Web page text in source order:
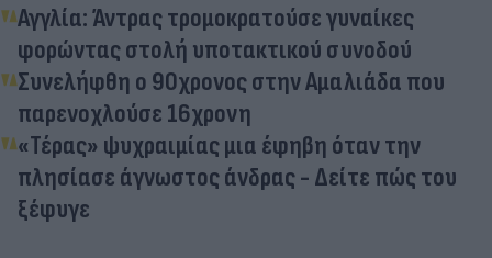
Αγγλία: Άντρας τρομοκρατούσε γυναίκες
φορώντας στολή υποτακτικού συνοδού
Συνελήφθη ο 90χρονος στην Αμαλιάδα που
παρενοχλούσε 16χρονη
«Τέρας» ψυχραιμίας μια έφηβη όταν την
πλησίασε άγνωστος άνδρας - Δείτε πώς του
ξέφυγε